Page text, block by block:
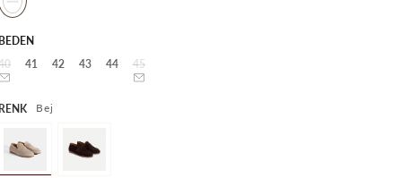
41 42 43 44 45
Bej